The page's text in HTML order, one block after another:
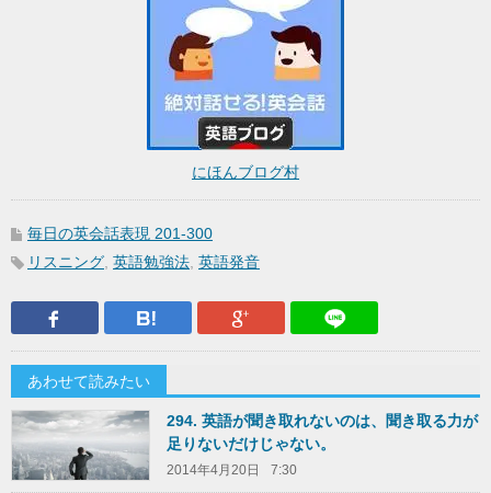
にほんブログ村
毎日の英会話表現 201-300
リスニング 英語勉強法 英語発音
Facebook はてなブックマークGoogle Plus
あわせて読みたい
294. 英語が聞き取れないのは、聞き取る力が
足りないだけじゃない。
2014年4月20日 7:30